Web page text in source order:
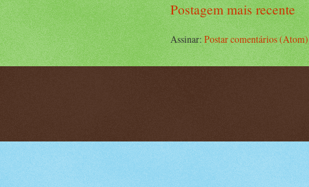
Postagem mais recente
Assinar:Postar comentários (Atom)